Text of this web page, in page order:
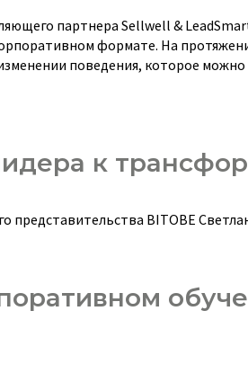
партнера Sellwell &
формате. На
поведения, которое
к
представительства BITOBE